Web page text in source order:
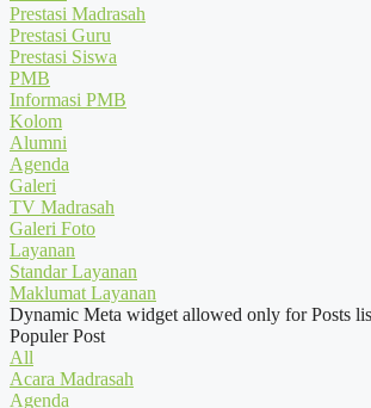
Prestasi Madrasah
Prestasi Guru
Prestasi Siswa
PMB
Informasi PMB
Kolom
Alumni
Agenda
Galeri
TV Madrasah
Galeri Foto
Layanan
Standar Layanan
Maklumat Layanan
Dynamic Meta widget allowed only for Posts
Populer Post
All
Acara Madrasah
Agenda